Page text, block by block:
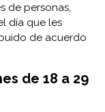
de personas,
día que les
de acuerdo
de 18 a 29